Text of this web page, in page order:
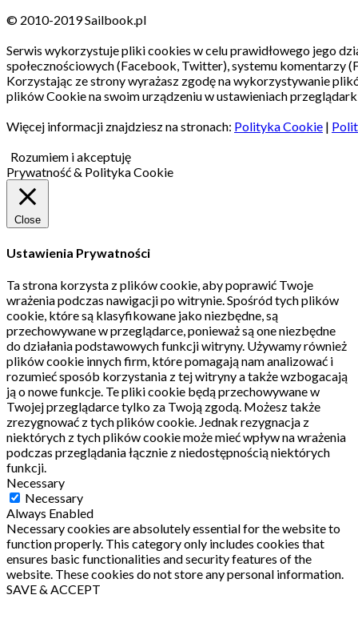
© 2010-2019 Sailbook.pl
Serwis wykorzystuje pliki cookies w celu prawidłowego jego
społecznościowych (Facebook, Twitter), systemu komentarzy
Korzystając ze strony wyrażasz zgodę na wykorzystywanie
plików Cookie na swoim urządzeniu w ustawieniach
Więcej informacji znajdziesz na stronach: Polityka Cookie |
Rozumiem i akceptuję
Prywatność & Polityka Cookie
Close
Ustawienia Prywatności
Ta strona korzysta z plików cookie, aby poprawić Twoje
wrażenia podczas nawigacji po witrynie.Spośród tych plików
cookie, które są klasyfikowane jako niezbędne, są
przechowywane w przeglądarce, ponieważ są one niezbędne
do działania podstawowych funkcji witryny. Używamy również
plików cookie innych firm, które pomagają nam analizować i
rozumieć sposób korzystania z tej witryny a także wzbogacają
ją o nowe funkcje. Te pliki cookie będą przechowywane w
Twojej przeglądarce tylko za Twoją zgodą. Możesz także
zrezygnować z tych plików cookie. Jednak rezygnacja z
niektórych z tych plików cookie może mieć wpływ na wrażenia
podczas przeglądania łącznie z niedostępnością niektórych
funkcji.
Necessary
Necessary
Always Enabled
Necessary cookies are absolutely essential for the website to
function properly. This category only includes cookies that
ensures basic functionalities and security features of the
website. These cookies do not store any personal information.
SAVE & ACCEPT